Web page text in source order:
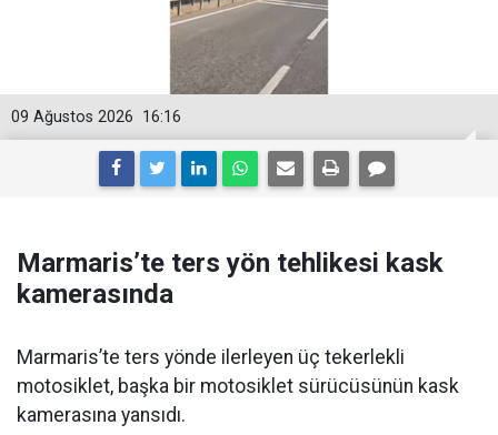
16:16
09 Ağustos 2026
Marmaris’te ters yön tehlikesi kask
kamerasında
Marmaris’te ters yönde ilerleyen üç tekerlekli
motosiklet, başka bir motosiklet sürücüsünün kask
kamerasına yansıdı.